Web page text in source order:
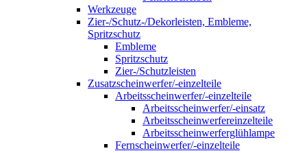
Werkzeuge
Zier-/Schutz-/Dekorleisten, Embleme,
Spritzschutz
Embleme
Spritzschutz
Zier-/Schutzleisten
Zusatzscheinwerfer/-einzelteile
Arbeitsscheinwerfer/-einzelteile
Arbeitsscheinwerfer/-einsatz
Arbeitsscheinwerfereinzelteile
Arbeitsscheinwerferglühlampe
Fernscheinwerfer/-einzelteile